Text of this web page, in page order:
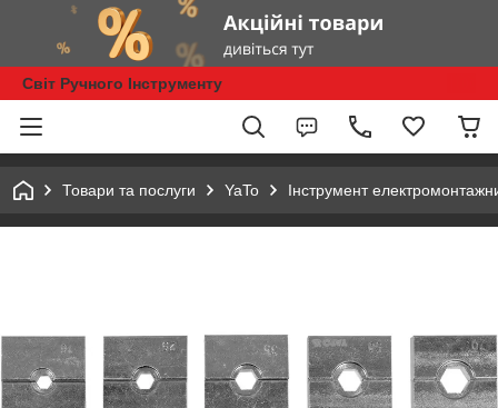
Світ Ручного Інструменту
Товари та послуги YaTo Інструмент